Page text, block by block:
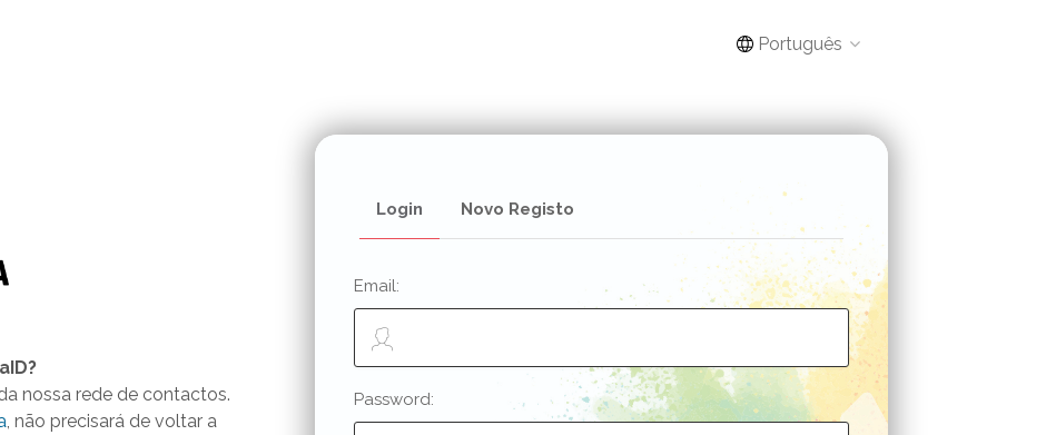
Português
nossa rede de contactos.
, não precisará de voltar a
Login Novo Registo
Email:
Password: